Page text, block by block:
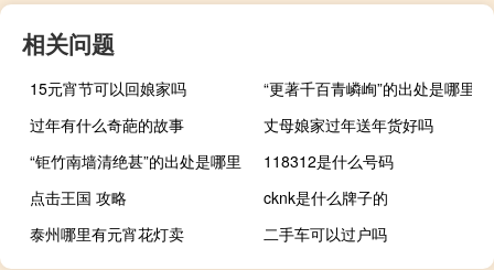
相关问题
15元宵节可以回娘家吗
“更著千百青嶙峋”的出处是哪里
过年有什么奇葩的故事
丈母娘家过年送年货好吗
“钜竹南墙清绝甚”的出处是哪里
118312是什么号码
点击王国 攻略
cknk是什么牌子的
泰州哪里有元宵花灯卖
二手车可以过户吗